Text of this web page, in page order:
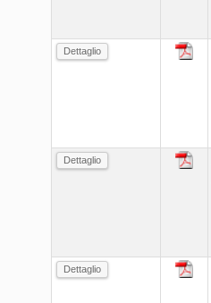
Dettaglio
Dettaglio
Dettaglio